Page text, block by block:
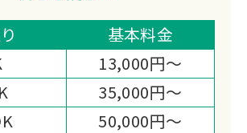
出を尊重し、ご家族のお気持
いながら、丁寧で誠実な対応
ます。
実績を活かし、安心して任
ビスを提供いたします。
基本料金
13,000円～
35,000円～
50,000円～